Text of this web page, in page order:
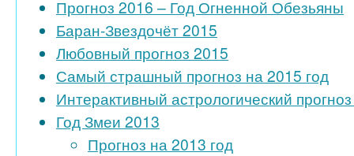
Прогноз 2016 – Год Огненной Обезьяны
Баран-Звездочёт 2015
Любовный прогноз 2015
Самый страшный прогноз на 2015 год
Интерактивный астрологический
Год Змеи 2013
Прогноз на 2013 год